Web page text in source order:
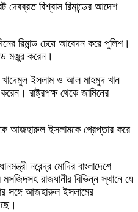
দেবব্রত বিশ্বাস রিমান্ডের আদেশ
রিমান্ড চেয়ে আবেদন করে পুলিশ।
মঞ্জুর করেন।
ইসলাম ও আল মাহমুদ খান
রাষ্ট্রপক্ষ থেকে জামিনের
আজহারুল ইসলামকে গ্রেপ্তার করে
নরেন্দ্র মোদির বাংলাদেশে
রাজধানীর বিভিন্ন স্থানে যে
সঙ্গে আজহারুল ইসলামের